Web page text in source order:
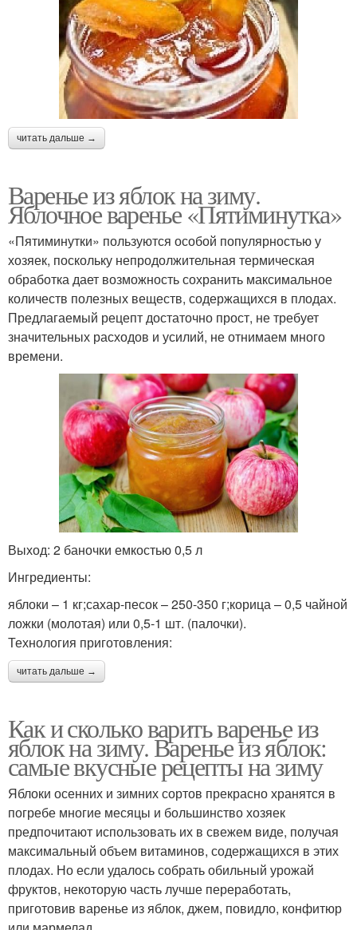
читать дальше →
Варенье из яблок на зиму.
Яблочное варенье «Пятиминутка»
«Пятиминутки» пользуются особой популярностью у
хозяек, поскольку непродолжительная термическая
обработка дает возможность сохранить максимальное
количеств полезных веществ, содержащихся в плодах.
Предлагаемый рецепт достаточно прост, не требует
значительных расходов и усилий, не отнимаем много
времени.
Выход: 2 баночки емкостью 0,5 л
Ингредиенты:
яблоки – 1 кг;сахар-песок – 250-350 г;корица – 0,5 чайной
ложки (молотая) или 0,5-1 шт. (палочки).
Технология приготовления:
читать дальше →
Как и сколько варить варенье из
яблок на зиму. Варенье из яблок:
самые вкусные рецепты на зиму
Яблоки осенних и зимних сортов прекрасно хранятся в
погребе многие месяцы и большинство хозяек
предпочитают использовать их в свежем виде, получая
максимальный объем витаминов, содержащихся в этих
плодах. Но если удалось собрать обильный урожай
фруктов, некоторую часть лучше переработать,
приготовив варенье из яблок, джем, повидло, конфитюр